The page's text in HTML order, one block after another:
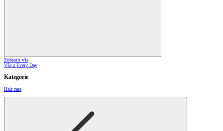
Zobrazit vše
Vše z Every Day
Kategorie
Hair care